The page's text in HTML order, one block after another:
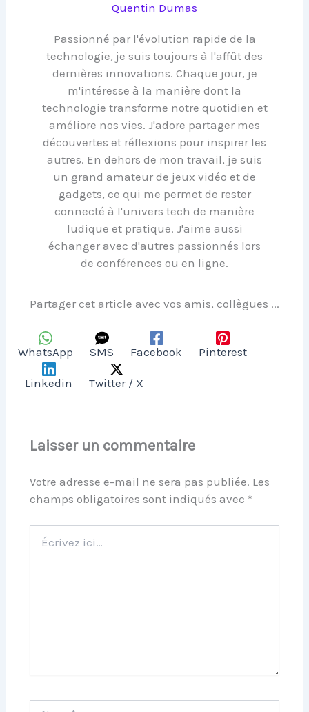
Quentin Dumas
Passionné par l'évolution rapide de la
technologie, je suis toujours à l'affût des
dernières innovations. Chaque jour, je
m'intéresse à la manière dont la
technologie transforme notre quotidien et
améliore nos vies. J'adore partager mes
découvertes et réflexions pour inspirer les
autres. En dehors de mon travail, je suis
un grand amateur de jeux vidéo et de
gadgets, ce qui me permet de rester
connecté à l'univers tech de manière
ludique et pratique. J'aime aussi
échanger avec d'autres passionnés lors
de conférences ou en ligne.
Partager cet article avec vos amis, collègues ...
WhatsApp SMS Facebook Pinterest
Linkedin Twitter / X
Laisser un commentaire
Votre adresse e-mail ne sera pas publiée. Les
champs obligatoires sont indiqués avec *
ici…